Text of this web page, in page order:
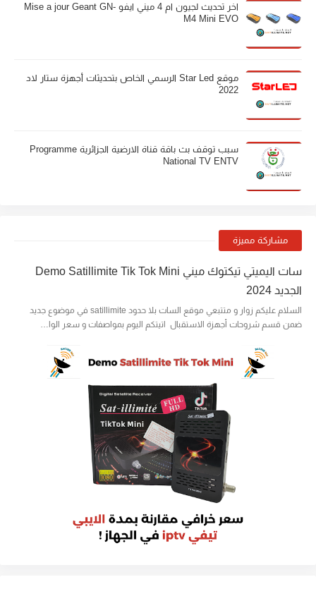
اخر تحديث لجيون ام 4 ميني ايفو Mise a jour Geant GN-
M4 Mini EVO
موقع Star Led الرسمي الخاص بتحديثات أجهزة ستار لاد
2022
سبب توقف بث باقة قناة الارضية الجزائرية Programme
National TV ENTV
مشاركة مميزة
سات اليميتي تيكتوك ميني Demo Satillimite Tik Tok Mini
الجديد 2024
السلام عليكم زوار و متتبعي موقع السات بلا حدود satillimite في موضوع جديد
ضمن قسم شروحات أجهزة الاستقبال اتيتكم اليوم بمواصفات و سعر الوا…